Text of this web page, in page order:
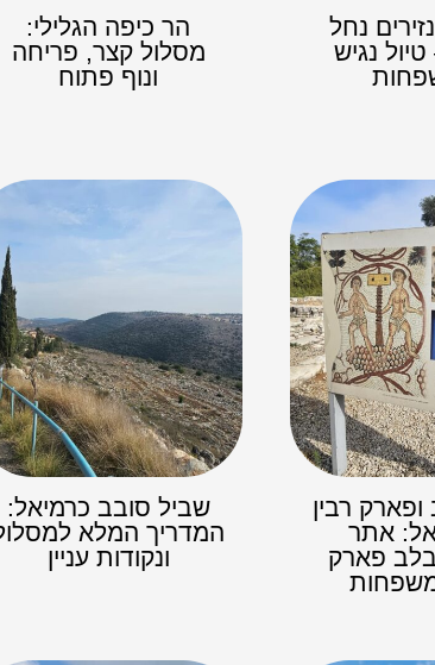
נחל
טיול נגיש
הר כיפה הגלילי:
מסלול קצר, פריחה
ונוף פתוח
רבין
אתר
פארק
שביל סובב כרמיאל:
המדריך המלא
ונקודות עניין